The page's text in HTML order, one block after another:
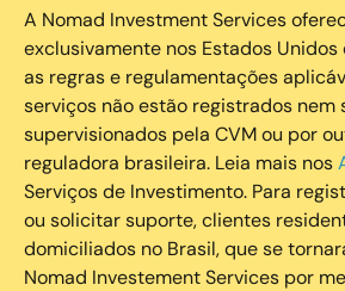
A Nomad Investment Services
exclusivamente nos Estados
as regras e regulamentações
serviços não estão registrados nem
supervisionados pela CVM ou por
reguladora brasileira. Leia mais nos
Serviços de Investimento. Para
ou solicitar suporte, clientes
domiciliados no Brasil, que se
Nomad Investement Services por